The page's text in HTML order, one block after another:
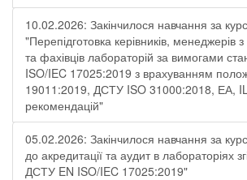
10.02.2026: Закінчилося навчання за
"Перепідготовка керівників, менеджерів з
та фахівців лабораторій за вимогами
ISO/IEC 17025:2019 з врахуванням
19011:2019, ДСТУ ISO 31000:2018, ЕА,
рекомендацій"
05.02.2026: Закінчилося навчання за
до акредитації та аудит в лабораторіях
ДСТУ EN ISO/IEC 17025:2019"